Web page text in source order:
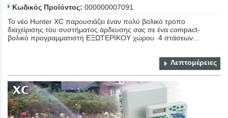
Κωδικός Προϊόντος: 000000007091
Το νέο Hunter XC παρουσιάζει έναν πολύ βολικό τρόπο
διαχείρισης του συστήματος άρδευσης σας σε ένα compact-
βολικό προγραμματιστή ΕΞΩΤΕΡΙΚΟΥ χώρου 4 στάσεων...
Λεπτομέρειες